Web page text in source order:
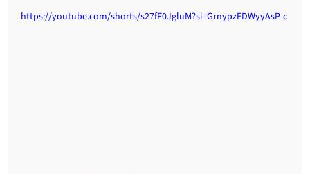
https://youtube.com/shorts/s27fF0JgluM?si=GrnypzEDWyyAsP-c